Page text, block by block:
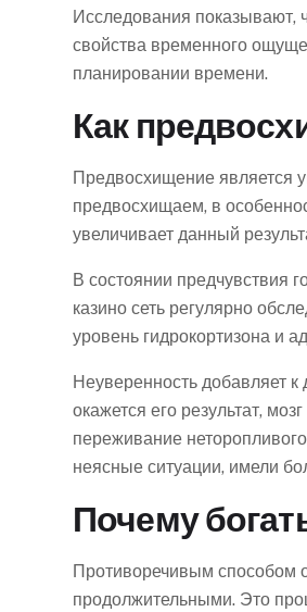
Исследования показывают,
свойства временного
планировании времени.
Как
Предвосхищение является
предвосхищаем, в
увеличивает данный
В состоянии предчувствия
казино сеть регулярно
уровень гидрокортизона и
Неуверенность добавляет
окажется его результат,
переживание
неясные ситуации, имели
Почему
Противоречивым способом
продолжительными. Это